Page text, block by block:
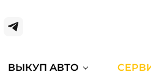
ВЫКУП АВТО